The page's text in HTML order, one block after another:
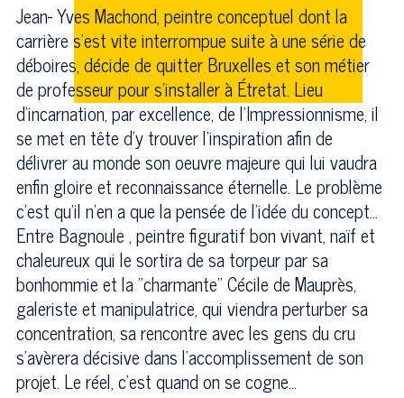
Jean- Yves Machond, peintre conceptuel dont la
carrière s’est vite interrompue suite à une série de
déboires, décide de quitter Bruxelles et son métier
de professeur pour s’installer à Étretat. Lieu
d'incarnation, par excellence, de l’Impressionnisme, il
se met en tête d'y trouver l’inspiration afin de
délivrer au monde son oeuvre majeure qui lui vaudra
enfin gloire et reconnaissance éternelle. Le problème
c'est qu'il n'en a que la pensée de l'idée du concept...
Entre Bagnoule , peintre figuratif bon vivant, naïf et
chaleureux qui le sortira de sa torpeur par sa
bonhommie et la "charmante" Cécile de Mauprès,
galeriste et manipulatrice, qui viendra perturber sa
concentration, sa rencontre avec les gens du cru
s’avèrera décisive dans l’accomplissement de son
projet. Le réel, c’est quand on se cogne…